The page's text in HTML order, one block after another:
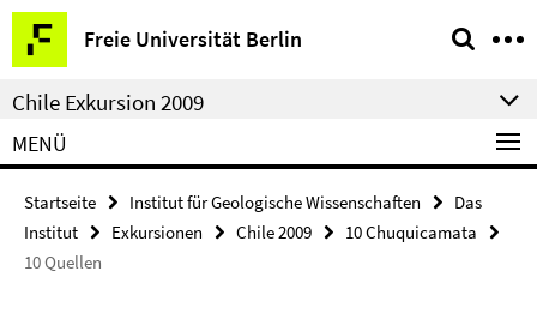
Springe
direkt
zu
Inhalt
Freie Universität Berlin
Service-
Navigation
Chile Exkursion 2009
MENÜ
Startseite Institut für Geologische Wissenschaften
Das
Institut
Exkursionen Chile 2009
10 Chuquicamata
10 Quellen